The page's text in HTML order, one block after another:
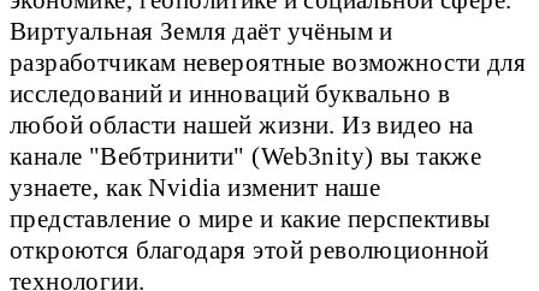
Виртуальная Земля даёт учёным и
разработчикам невероятные возможности для
исследований и инноваций буквально в
любой области нашей жизни. Из видео на
канале "Вебтринити" (Web3nity) вы также
узнаете, как Nvidia изменит наше
представление о мире и какие перспективы
откроются благодаря этой революционной
технологии.